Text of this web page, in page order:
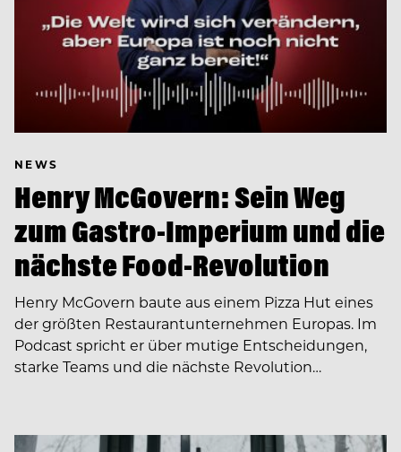
NEWS
Henry McGovern: Sein Weg
zum Gastro-Imperium und die
nächste Food-Revolution
Henry McGovern baute aus einem Pizza Hut eines
der größten Restaurantunternehmen Europas. Im
Podcast spricht er über mutige Entscheidungen,
starke Teams und die nächste Revolution…